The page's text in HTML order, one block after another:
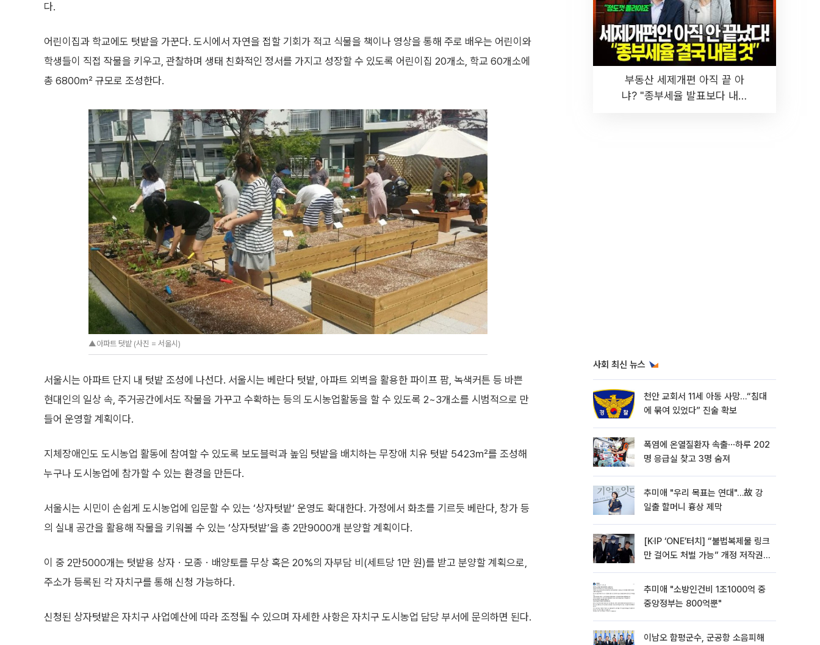
다.
어린이집과 학교에도 텃밭을 가꾼다. 도시에서 자연을 접할 기회가 적고 식물을 책이나 영상을 통해 주로 배우는 어린이와
학생들이 직접 작물을 키우고, 관찰하며 생태 친화적인 정서를 가지고 성장할 수 있도록 어린이집 20개소, 학교 60개소에
총 6800㎡ 규모로 조성한다.
▲아파트 텃밭 (사진 = 서울시)
서울시는 아파트 단지 내 텃밭 조성에 나선다. 서울시는 베란다 텃밭, 아파트 외벽을 활용한 파이프 팜, 녹색커튼 등 바쁜
현대인의 일상 속, 주거공간에서도 작물을 가꾸고 수확하는 등의 도시농업활동을 할 수 있도록 2~3개소를 시범적으로 만
들어 운영할 계획이다.
지체장애인도 도시농업 활동에 참여할 수 있도록 보도블럭과 높임 텃밭을 배치하는 무장애 치유 텃밭 5423㎡를 조성해
누구나 도시농업에 참가할 수 있는 환경을 만든다.
서울시는 시민이 손쉽게 도시농업에 입문할 수 있는 ‘상자텃밭’ 운영도 확대한다. 가정에서 화초를 기르듯 베란다, 창가 등
의 실내 공간을 활용해 작물을 키워볼 수 있는 ‘상자텃밭’을 총 2만9000개 분양할 계획이다.
이 중 2만5000개는 텃밭용 상자ㆍ모종ㆍ배양토를 무상 혹은 20%의 자부담 비(세트당 1만 원)를 받고 분양할 계획으로,
주소가 등록된 각 자치구를 통해 신청 가능하다.
신청된 상자텃밭은 자치구 사업예산에 따라 조정될 수 있으며 자세한 사항은 자치구 도시농업 담당 부서에 문의하면 된다.
부동산 세제개편 아직 끝 아
냐? "종부세율 발표보다 내릴
사회 최신 뉴스
천안 교회서 11세 아동 사망…“침대
에 묶여 있었다” 진술 확보
폭염에 온열질환자 속출⋯하루 202
명 응급실 찾고 3명 숨져
추미애 "우리 목표는 연대"…故 강
일출 할머니 흉상 제막
[K·IP ‘ONE’터치] “불법복제물 링크
만 걸어도 처벌 가능” 개정 저작권
추미애 "소방인건비 1조1000억 중
중앙정부는 800억뿐"
이남오 함평군수, 군공항 소음피해